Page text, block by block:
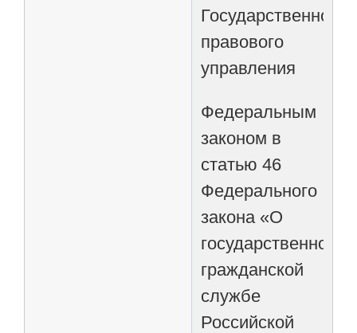
Государственно-
правового
управления
Федеральным
законом в
статью 46
Федерального
закона «О
государственной
гражданской
службе
Российской